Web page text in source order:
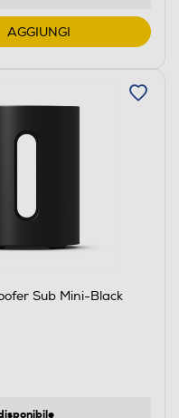
AGGIUNGI
Sub Mini-Black